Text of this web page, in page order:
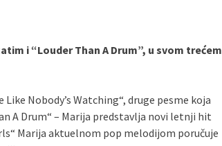
i “Louder Than A Drum”, u svom trećem
Nobody’s Watching“, druge pesme koja
A Drum“ – Marija predstavlja novi letnji hit
Marija aktuelnom pop melodijom poručuje